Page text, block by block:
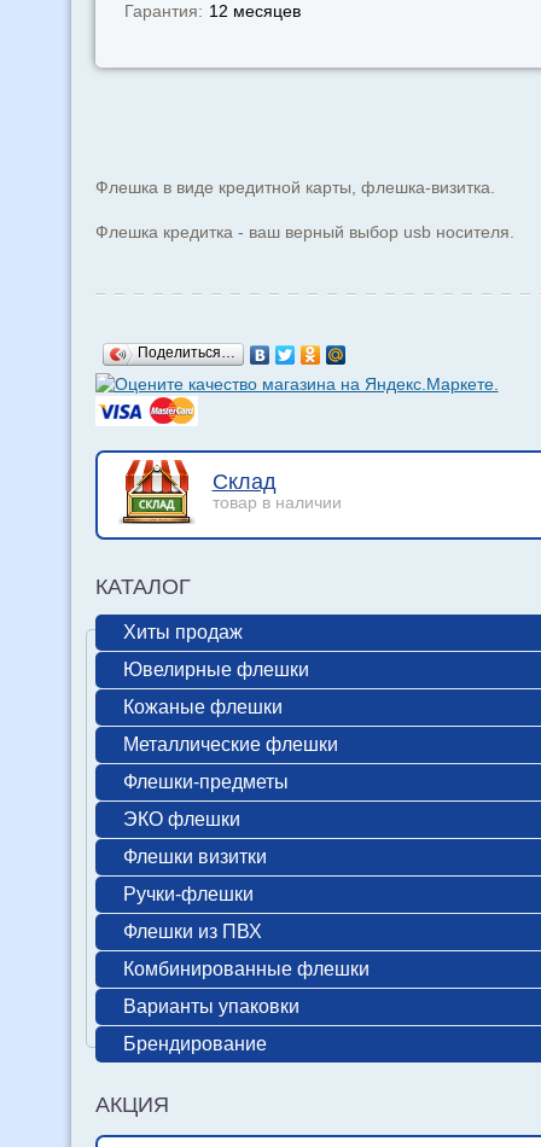
Гарантия: 12 месяцев
Флешка в виде кредитной карты, флешка-визитка.
Флешка кредитка - ваш верный выбор usb носителя.
Поделиться…
Склад
товар в наличии
КАТАЛОГ
Хиты продаж
Ювелирные флешки
Кожаные флешки
Металлические флешки
Флешки-предметы
ЭКО флешки
Флешки визитки
Ручки-флешки
Флешки из ПВХ
Комбинированные флешки
Варианты упаковки
Брендирование
АКЦИЯ